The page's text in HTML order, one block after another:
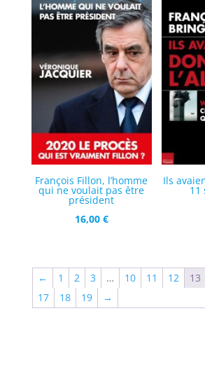
François Fillon, l’homme
qui ne voulait pas être
président
16,00 €
Ils
11
← 1 2 3 … 10 11 12 13
17
18 19 →